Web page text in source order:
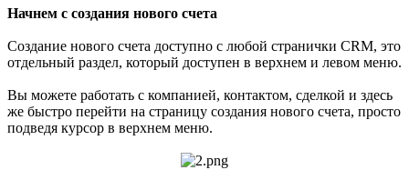
Начнем с создания нового счета
Создание нового счета доступно с любой странички CRM, это
отдельный раздел, который доступен в верхнем и левом меню.
Вы можете работать с компанией, контактом, сделкой и здесь
же быстро перейти на страницу создания нового счета, просто
подведя курсор в верхнем меню.